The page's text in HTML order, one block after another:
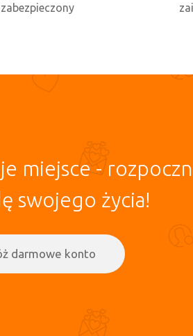
zabezpieczony
miejsce -
swojego życia!
darmowe konto